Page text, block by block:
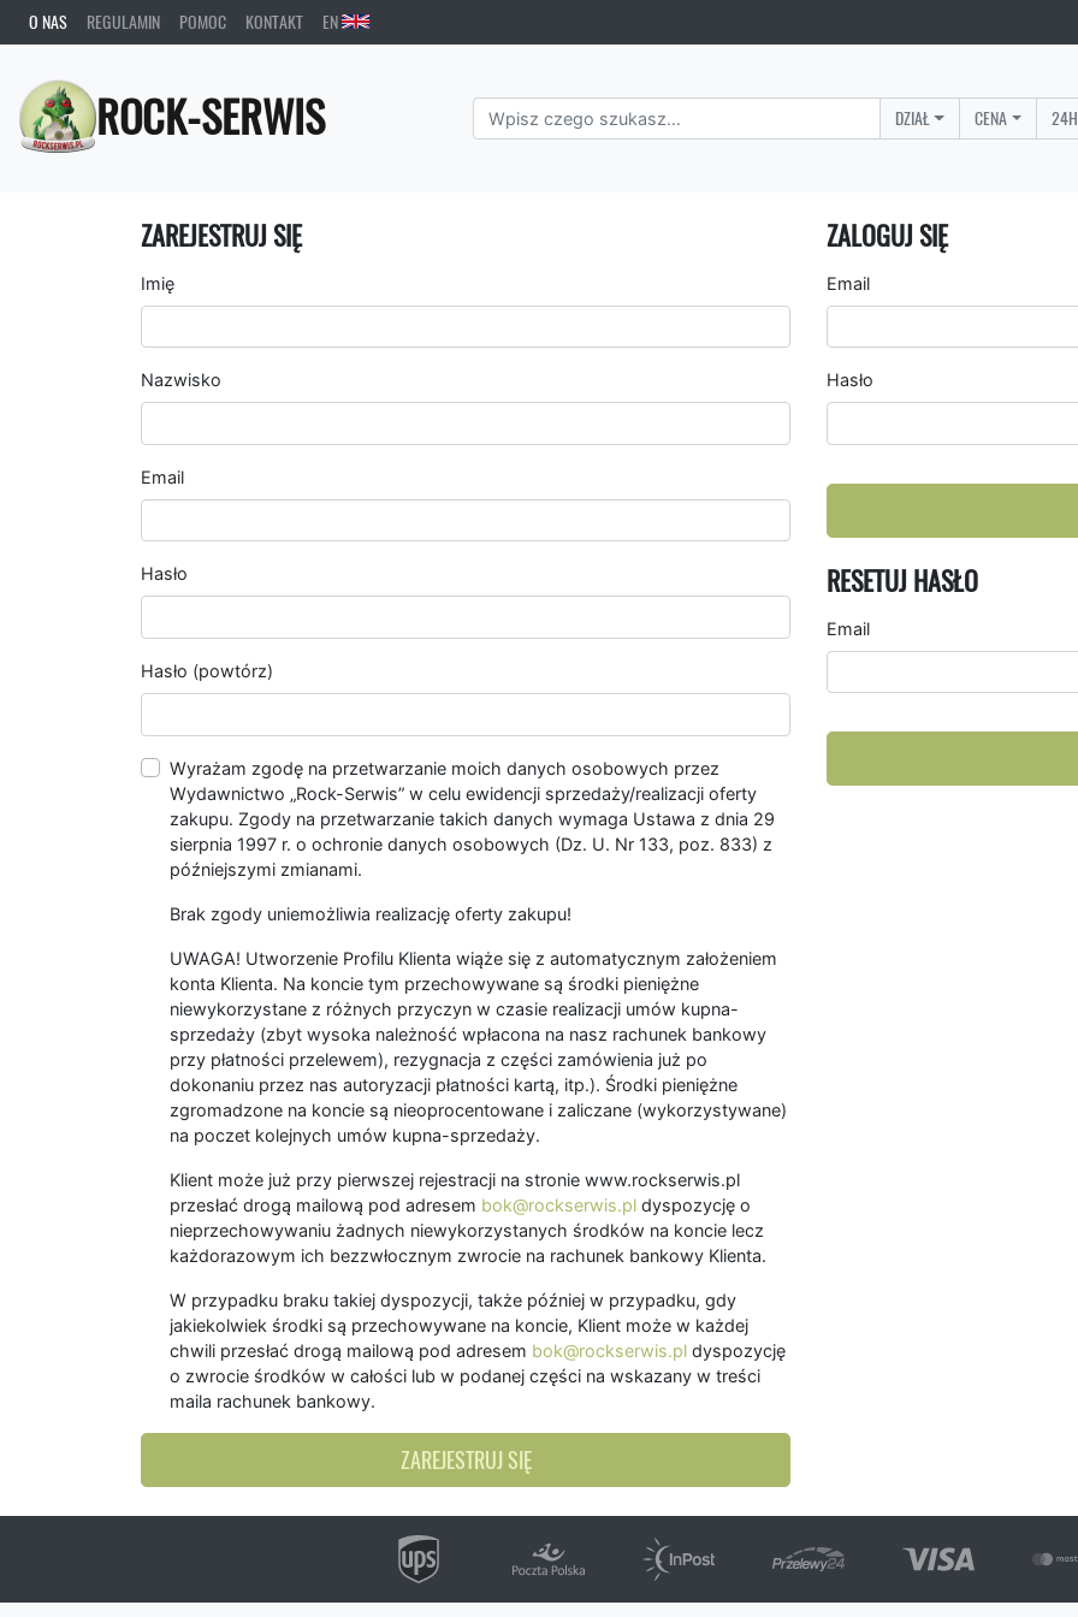
O NAS REGULAMIN POMOC KONTAKT EN
ROCK-SERWIS DZIAŁ CENA
ZAREJESTRUJ SIĘ
Imię
Nazwisko
Email
Hasło
Hasło (powtórz)
Wyrażam zgodę na przetwarzanie moich danych osobowych przez
Wydawnictwo „Rock-Serwis” w celu ewidencji sprzedaży/realizacji oferty
zakupu. Zgody na przetwarzanie takich danych wymaga Ustawa z dnia 29
sierpnia 1997 r. o ochronie danych osobowych (Dz. U. Nr 133, poz. 833) z
późniejszymi zmianami.
Brak zgody uniemożliwia realizację oferty zakupu!
UWAGA! Utworzenie Profilu Klienta wiąże się z automatycznym założeniem
konta Klienta. Na koncie tym przechowywane są środki pieniężne
niewykorzystane z różnych przyczyn w czasie realizacji umów kupna-
sprzedaży (zbyt wysoka należność wpłacona na nasz rachunek bankowy
przy płatności przelewem), rezygnacja z części zamówienia już po
dokonaniu przez nas autoryzacji płatności kartą, itp.). Środki pieniężne
zgromadzone na koncie są nieoprocentowane i zaliczane (wykorzystywane)
na poczet kolejnych umów kupna-sprzedaży.
Klient może już przy pierwszej rejestracji na stronie www.rockserwis.pl
przesłać drogą mailową pod adresem bok@rockserwis.pl dyspozycję o
nieprzechowywaniu żadnych niewykorzystanych środków na koncie lecz
każdorazowym ich bezzwłocznym zwrocie na rachunek bankowy Klienta.
W przypadku braku takiej dyspozycji, także później w przypadku, gdy
jakiekolwiek środki są przechowywane na koncie, Klient może w każdej
chwili przesłać drogą mailową pod adresem bok@rockserwis.pl dyspozycję
o zwrocie środków w całości lub w podanej części na wskazany w treści
maila rachunek bankowy.
ZAREJESTRUJ SIĘ
ZALOGUJ SIĘ
Email
Hasło
RESETUJ HASŁO
Email